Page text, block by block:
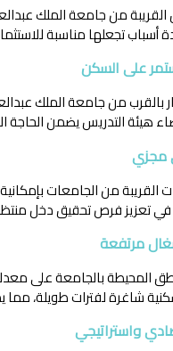
من جامعة الملك
تجعلها مناسبة
على السكن
بالقرب من جامعة الملك
هيئة التدريس يضمن الحاجة
مجزي
القريبة من الجامعات
تعزيز فرص تحقيق دخل منتظم
مرتفعة
المحيطة بالجامعة على
شاغرة لفترات طويلة، مما
واستراتيجي